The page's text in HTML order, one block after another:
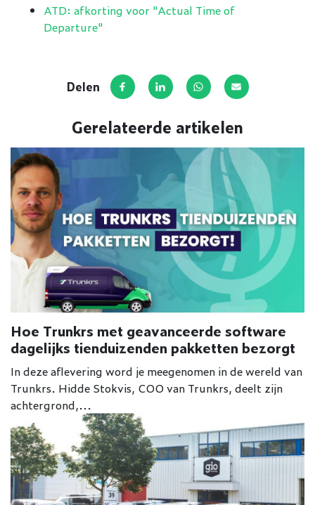
ATD: afkorting voor "Actual Time of
Departure"
Delen Deel op Facebook
Deel via LinkedIn
Deel via WhatsApp
Deel via E-mail
Gerelateerde artikelen
Hoe Trunkrs met geavanceerde software
dagelijks tienduizenden pakketten bezorgt
In deze aflevering word je meegenomen in de wereld van
Trunkrs. Hidde Stokvis, COO van Trunkrs, deelt zijn
achtergrond,...